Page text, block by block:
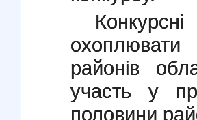
районів
участь у
половини